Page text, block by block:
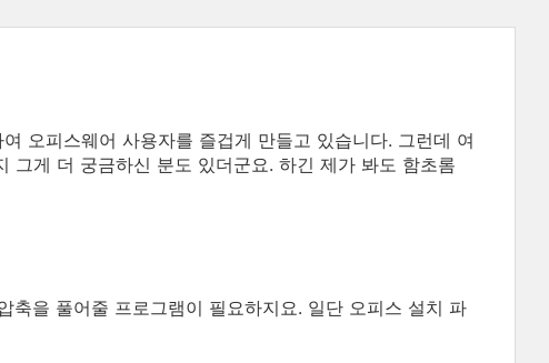
오피스웨어 사용자를 즐겁게 만들고 있습니다. 그런데 여
그게 더 궁금하신 분도 있더군요. 하긴 제가 봐도 함초롬
축을 풀어줄 프로그램이 필요하지요. 일단 오피스 설치 파